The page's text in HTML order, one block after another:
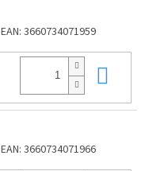
EAN: 3660734071959
EAN: 3660734071966